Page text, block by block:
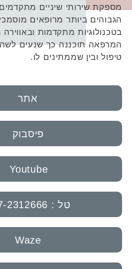
מספקת שירותי שיניים
הגבוהים ביותר מרופאים
בטכנולוגיות מתקדמות
המרפאה תוכננה כך שנעים
טיפול ובין שממתינים לו.
אתר
פיסבוק
Youtube
טל : 077-2312666
Waze